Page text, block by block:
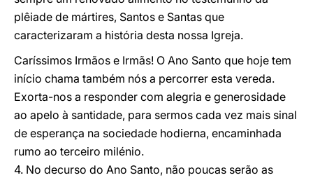
plêiade de mártires, Santos e Santas que
caracterizaram a história desta nossa Igreja.
Caríssimos Irmãos e Irmãs! O Ano Santo que hoje tem
início chama também nós a percorrer esta vereda.
Exorta-nos a responder com alegria e generosidade
ao apelo à santidade, para sermos cada vez mais sinal
de esperança na sociedade hodierna, encaminhada
rumo ao terceiro milénio.
4. No decurso do Ano Santo, não poucas serão as